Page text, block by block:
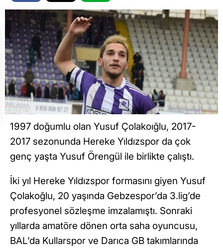
1997 doğumlu olan Yusuf Çolakoığlu, 2017-
2017 sezonunda Hereke Yıldızspor da çok
genç yaşta Yusuf Örengül ile birlikte çalıştı.
İki yıl Hereke Yıldızspor formasını giyen Yusuf
Çolakoğlu, 20 yaşında Gebzespor’da 3.lig’de
profesyonel sözleşme imzalamıştı. Sonraki
yıllarda amatöre dönen orta saha oyuncusu,
BAL’da Kullarspor ve Darıca GB takımlarında